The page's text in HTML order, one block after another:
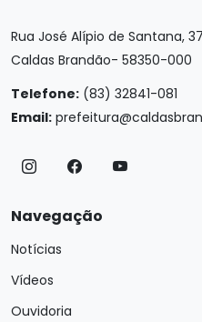
Rua José Alípio de Santana,
Caldas Brandão- 58350-000
Telefone: (83) 32841-081
Email:
Navegação
Notícias
Vídeos
Ouvidoria